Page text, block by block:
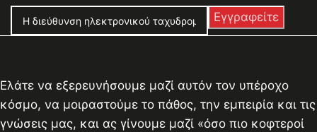
Ελάτε να εξερευνήσουμε μαζί αυτόν τον υπέροχο
κόσμο, να μοιραστούμε το πάθος, την εμπειρία και τις
γνώσεις μας, και ας γίνουμε μαζί «όσο πιο κοφτεροί